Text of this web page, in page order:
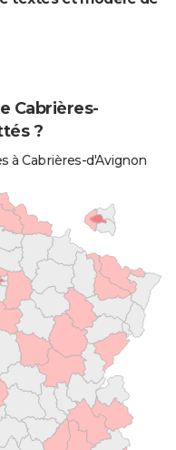
Cabrières-
?
à Cabrières-d'Avignon